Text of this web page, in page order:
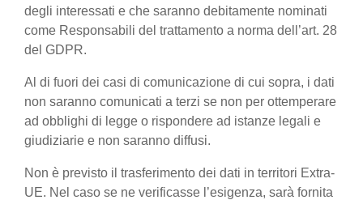
degli interessati e che saranno debitamente nominati
come Responsabili del trattamento a norma dell’art. 28
del GDPR.
Al di fuori dei casi di comunicazione di cui sopra, i dati
non saranno comunicati a terzi se non per ottemperare
ad obblighi di legge o rispondere ad istanze legali e
giudiziarie e non saranno diffusi.
Non è previsto il trasferimento dei dati in territori Extra-
UE. Nel caso se ne verificasse l’esigenza, sarà fornita